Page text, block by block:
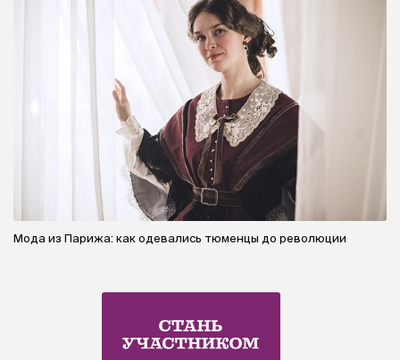
Мода из Парижа: как одевались тюменцы до революции